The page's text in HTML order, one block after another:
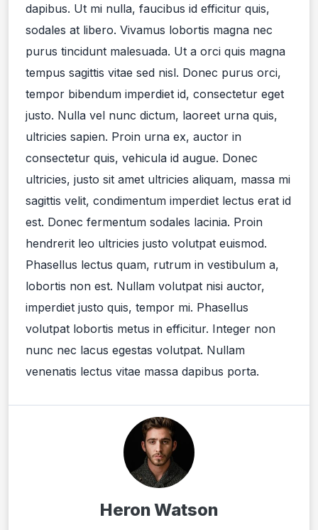
dapibus. Ut mi nulla, faucibus id efficitur quis,
sodales at libero. Vivamus lobortis magna nec
purus tincidunt malesuada. Ut a orci quis magna
tempus sagittis vitae sed nisl. Donec purus orci,
tempor bibendum imperdiet id, consectetur eget
justo. Nulla vel nunc dictum, laoreet urna quis,
ultricies sapien. Proin urna ex, auctor in
consectetur quis, vehicula id augue. Donec
ultricies, justo sit amet ultricies aliquam, massa mi
sagittis velit, condimentum imperdiet lectus erat id
est. Donec fermentum sodales lacinia. Proin
hendrerit leo ultricies justo volutpat euismod.
Phasellus lectus quam, rutrum in vestibulum a,
lobortis non est. Nullam volutpat nisi auctor,
imperdiet justo quis, tempor mi. Phasellus
volutpat lobortis metus in efficitur. Integer non
nunc nec lacus egestas volutpat. Nullam
venenatis lectus vitae massa dapibus porta.
Heron Watson